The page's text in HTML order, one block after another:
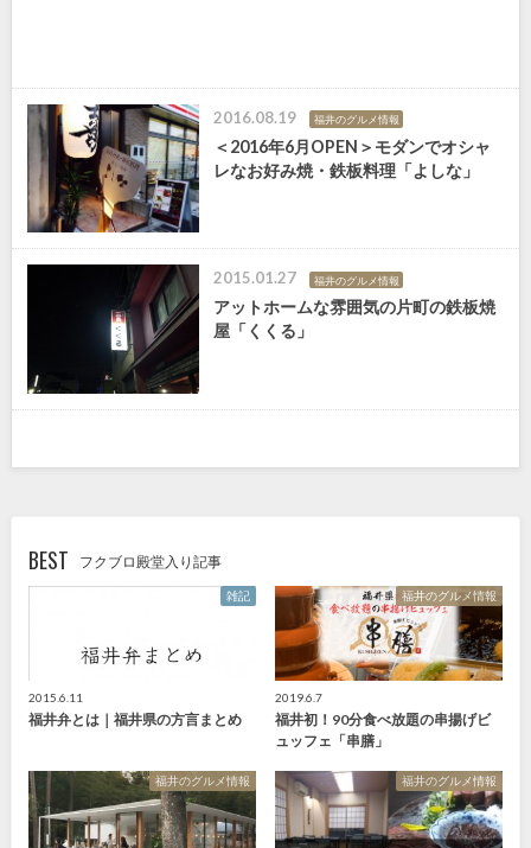
2016.08.19 福井のグルメ情報
＜2016年6月OPEN＞モダンでオシャ
レなお好み焼・鉄板料理「よしな」
2015.01.27 福井のグルメ情報
アットホームな雰囲気の片町の鉄板焼
屋「くくる」
BEST フクブロ殿堂入り記事
雑記
2015.6.11
福井弁とは｜福井県の方言まとめ
福井のグルメ情報
2019.6.7
福井初！90分食べ放題の串揚げビ
ュッフェ「串膳」
福井のグルメ情報 福井のグルメ情報